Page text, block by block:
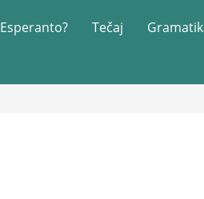
Esperanto? Tečaj